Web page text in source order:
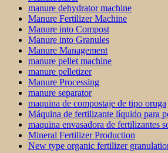
manure dehydrator machine
Manure Fertilizer Machine
Manure into Compost
Manure into Granules
Manure Management
manure pellet machine
manure pelletizer
Manure Processing
manure separator
maquina de compostaje de tipo oruga
Máquina de fertilizante líquido para
maquina envasadora de fertilizantes
Mineral Fertilizer Production
New type organic fertilizer